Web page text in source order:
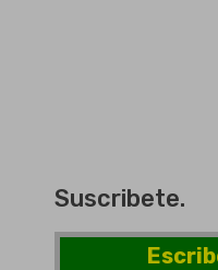
Suscribete.